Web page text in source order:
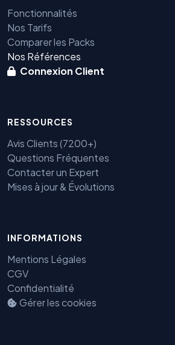
Fonctionnalités
Nos Tarifs
Comparer les Packs
Nos Références
Connexion Client
RESSOURCES
Avis Clients (7200+)
Questions Fréquentes
Contacter un Expert
Mises à jour & Évolutions
INFORMATIONS
Mentions Légales
CGV
Confidentialité
Gérer les cookies